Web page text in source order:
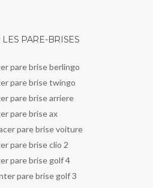
PARE-BRISES
pare brise berlingo
pare brise twingo
pare brise arriere
pare brise ax
pare brise voiture
pare brise clio 2
pare brise golf 4
pare brise golf 3